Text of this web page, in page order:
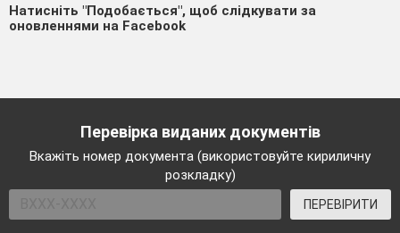
Натисніть "Подобається", щоб слідкувати за
оновленнями на Facebook
Перевірка виданих документів
Вкажіть номер документа (використовуйте кириличну
розкладку)
ПЕРЕВІРИТИ